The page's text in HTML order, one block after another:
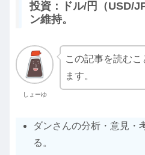
投資：ドル/円（USD/
ン維持。
しょーゆ
この記事を読む
ます。
ダンさんの分析・意見・
る。